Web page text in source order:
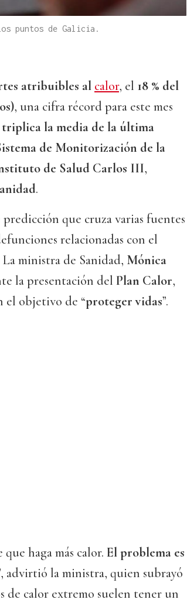
puntos de Galicia.
atribuibles al calor, el 18 % del
, una cifra récord para este mes
triplica la media de la última
de Monitorización de la
de Salud Carlos III,
.
que cruza varias fuentes
relacionadas con el
ministra de Sanidad, Mónica
la presentación del Plan Calor,
el objetivo de “proteger vidas”.
haga más calor. El problema es
advirtió la ministra, quien subrayó
de calor extremo suelen tener un